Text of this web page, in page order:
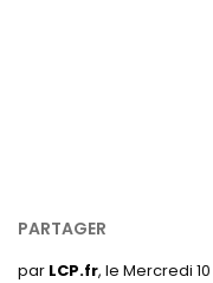
par LCP.fr, le Mercredi